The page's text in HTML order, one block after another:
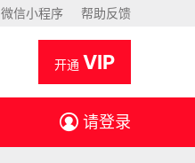
微信小程序 帮助反馈
开通 VIP
请登录